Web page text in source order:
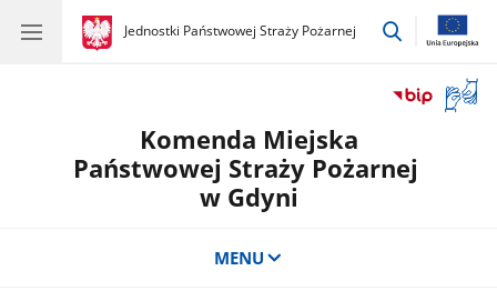
gov.pl
Jednostki Państwowej Straży Pożarnej
gov.pl
Jednostki
przejdź
okno
Komenda Miejska
Państwowej Straży Pożarnej
w Gdyni
MENU